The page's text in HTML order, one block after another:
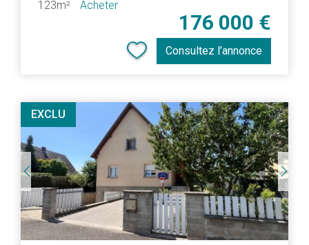
123m² Acheter
176 000 €
Consultez l’annonce
EXCLU